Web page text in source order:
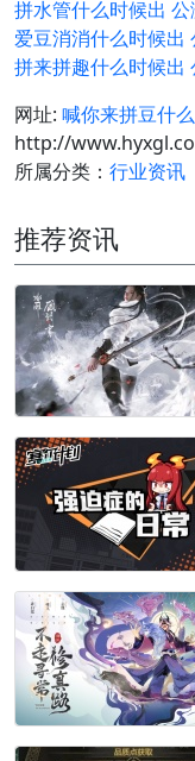
拼水管什么时候出
爱豆消消什么时候出
拼来拼趣什么时候出
网址: 喊你来拼豆什
http://
所属分类： 行业资讯
推荐资讯